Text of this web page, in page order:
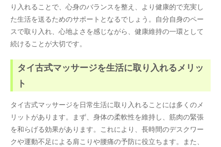
り入れることで、心身のバランスを整え、より健康的で充実し
た生活を送るためのサポートとなるでしょう。自分自身のペー
スで取り入れ、心地よさを感じながら、健康維持の一環として
続けることが大切です。
タイ古式マッサージを生活に取り入れるメリッ
ト
タイ古式マッサージを日常生活に取り入れることには多くのメ
リットがあります。まず、身体の柔軟性を維持し、筋肉の緊張
を和らげる効果があります。これにより、長時間のデスクワー
クや運動不足による肩こりや腰痛の予防に役立ちます。また、